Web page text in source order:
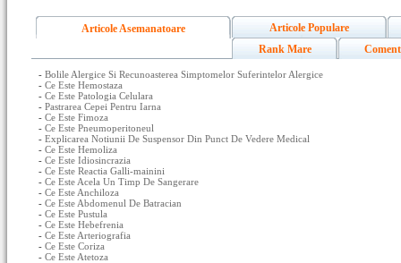
Articole Asemanatoare
Articole Populare
Rank Mare
- Bolile Alergice Si Recunoasterea Simptomelor Suferintelor Alergice
- Ce Este Hemostaza
- Ce Este Patologia Celulara
- Pastrarea Cepei Pentru Iarna
- Ce Este Fimoza
- Ce Este Pneumoperitoneul
- Explicarea Notiunii De Suspensor Din Punct De Vedere Medical
- Ce Este Hemoliza
- Ce Este Idiosincrazia
- Ce Este Reactia Galli-mainini
- Ce Este Acela Un Timp De Sangerare
- Ce Este Anchiloza
- Ce Este Abdomenul De Batracian
- Ce Este Pustula
- Ce Este Hebefrenia
- Ce Este Arteriografia
- Ce Este Coriza
- Ce Este Atetoza